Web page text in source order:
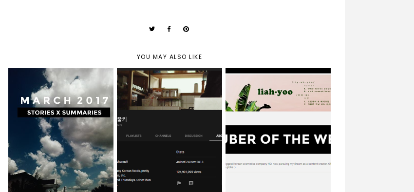
YOU MAY ALSO LIKE
march 2017 | stories x
summary
#1 | LIAH YOO (my
skincare doctor)